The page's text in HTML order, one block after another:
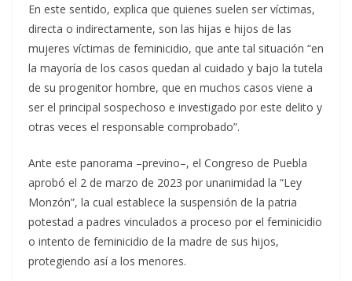
En este sentido, explica que quienes suelen ser víctimas,
directa o indirectamente, son las hijas e hijos de las
mujeres víctimas de feminicidio, que ante tal situación “en
la mayoría de los casos quedan al cuidado y bajo la tutela
de su progenitor hombre, que en muchos casos viene a
ser el principal sospechoso e investigado por este delito y
otras veces el responsable comprobado”.
Ante este panorama –previno–, el Congreso de Puebla
aprobó el 2 de marzo de 2023 por unanimidad la “Ley
Monzón”, la cual establece la suspensión de la patria
potestad a padres vinculados a proceso por el feminicidio
o intento de feminicidio de la madre de sus hijos,
protegiendo así a los menores.